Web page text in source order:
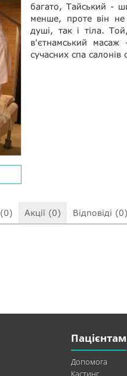
багато, Тайський -
менше, проте він
душі, так і тіла.
в'єтнамський масаж
сучасних спа
Акції (0) Відповіді (0)
Пацієнтам
Допомога
Кастинг